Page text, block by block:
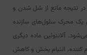
نتیجه مانع از شل شدن و
محرک سلول‌های سازنده
آلانتوئین ماده دیگری
کننده، التیام بخش و کاهش